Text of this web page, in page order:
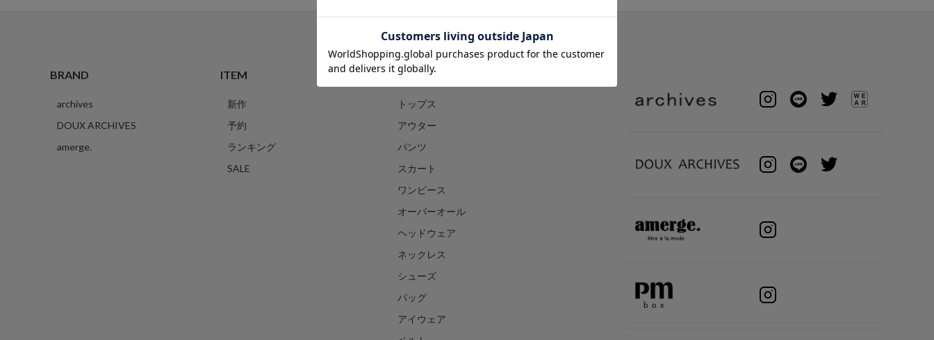
BRAND
archives
DOUX ARCHIVES
amerge.
ITEM
新作
予約
ランキング
SALE
CATEGORY
トップス
アウター
パンツ
スカート
ワンピース
オーバーオール
ヘッドウェア
ネックレス
シューズ
バッグ
アイウェア